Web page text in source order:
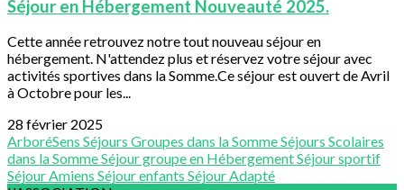
Séjour en Hébergement Nouveauté 2025.
Cette année retrouvez notre tout nouveau séjour en
hébergement. N'attendez plus et réservez votre séjour avec
activités sportives dans la Somme.Ce séjour est ouvert de Avril
à Octobre pour les...
28 février 2025
ArboréSens Séjours Groupes dans la SommeSéjours Scolaires
dans la SommeSéjour groupe en HébergementSéjour sportif
Séjour Amiens Séjour enfants Séjour Adapté